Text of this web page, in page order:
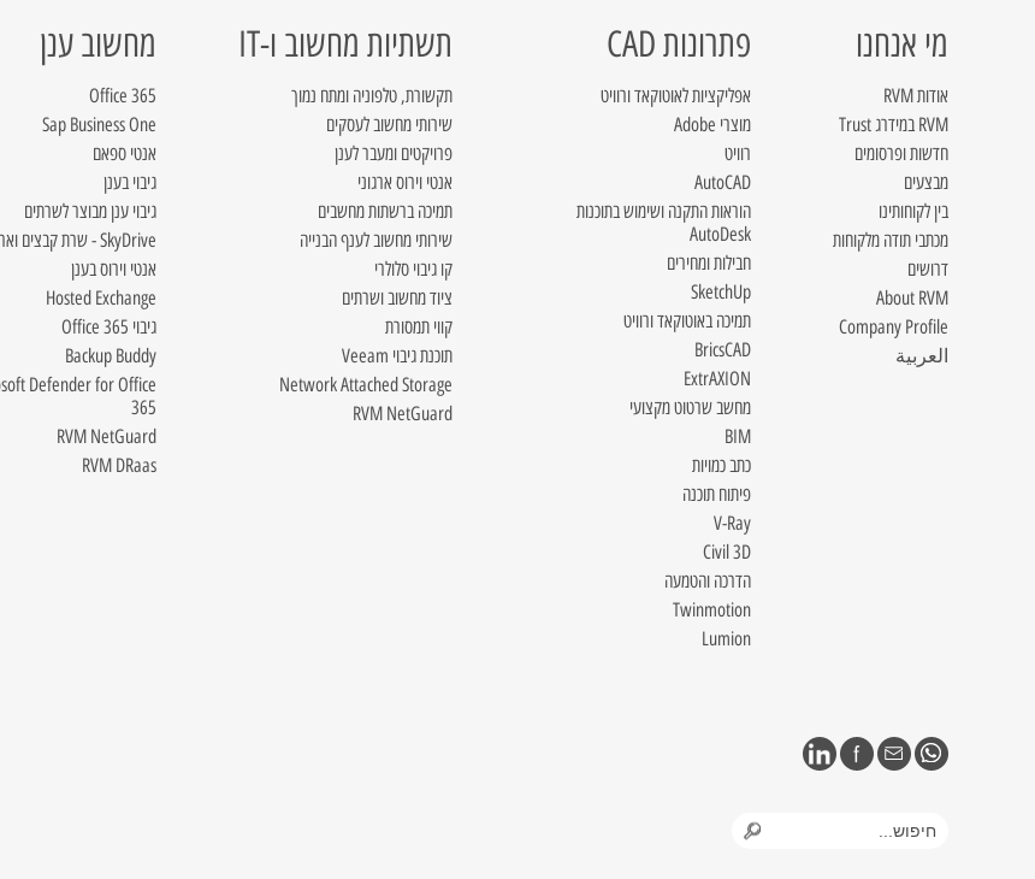
מי אנחנו
אודות RVM
RVM במידרג Trust
חדשות ופרסומים
מבצעים
בין לקוחותינו
מכתבי תודה מלקוחות
דרושים
About RVM
Company Profile
العربية
פתרונות CAD
אפליקציות לאוטוקאד ורוויט
מוצרי Adobe
רוויט
AutoCAD
הוראות התקנה ושימוש בתוכנות
AutoDesk
חבילות ומחירים
SketchUp
תמיכה באוטוקאד ורוויט
BricsCAD
ExtrAXION
מחשב שרטוט מקצועי
BIM
כתב כמויות
פיתוח תוכנה
V-Ray
Civil 3D
הדרכה והטמעה
Twinmotion
Lumion
תשתיות מחשוב ו-IT
תקשורת, טלפוניה ומתח נמוך
שירותי מחשוב לעסקים
פרויקטים ומעבר לענן
אנטי וירוס ארגוני
תמיכה ברשתות מחשבים
שירותי מחשוב לענף הבנייה
קו גיבוי סלולרי
ציוד מחשוב ושרתים
קווי תמסורת
תוכנת גיבוי Veeam
Network Attached Storage
RVM NetGuard
מחשוב ענן
Office 365
Sap Business One
אנטי ספאם
גיבוי בענן
גיבוי ענן מבוצר לשרתים
SkyDrive - שרת קבצים וארכיון בענן
אנטי וירוס בענן
Hosted Exchange
גיבוי Office 365
Backup Buddy
Defender for Office
365
RVM NetGuard
RVM DRaas